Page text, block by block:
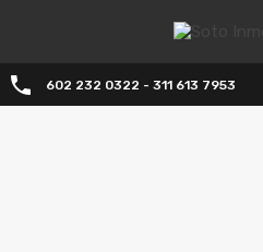
602 232 0322 - 311 613 7953